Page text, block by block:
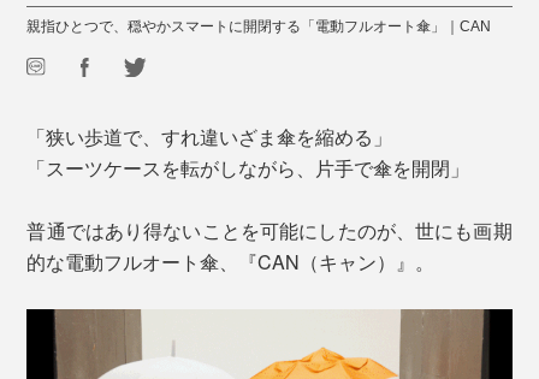
親指ひとつで、穏やかスマートに開閉する「電動フルオート傘」｜CAN
「狭い歩道で、すれ違いざま傘を縮める」
「スーツケースを転がしながら、片手で傘を開閉」
普通ではあり得ないことを可能にしたのが、世にも画期
的な電動フルオート傘、『CAN（キャン）』。